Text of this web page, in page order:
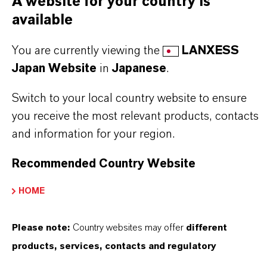
こちらから製品のデータシートをダウンロード
できます。ドロップダウンメニューから項目を
選択すると、ダウンロードリンクが表示されま
す。
TDS Empty
available
You are currently viewing the
LANXESS
Japan Website inJapanese.
Switch to your local country website to ensure
you receive the most relevant products, contacts
and information for your region.
Recommended Country Website
HOME
Please note: Country websites may offer different
products, services, contacts and regulatory